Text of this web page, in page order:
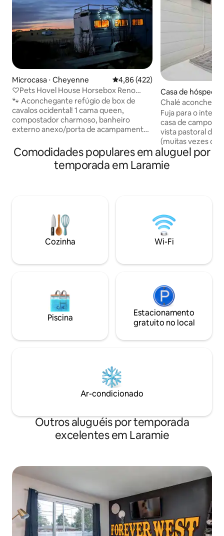
Microcasa ⋅ Cheyenne 4,86 de uma avaliação média de
4,86 (422)
♡Pets Hovel House Horsebox Reno
-20% na 2ª e 3ª noite
🐾 Aconchegante refúgio de box de
cavalos ocidental! 1 cama queen,
compostador charmoso, banheiro
externo anexo/porta de acampamento,
ar livre 🚿! ✨ Raro! 2 animais de
estimação ficam de graça (mais com
aprovação, US$ 10 cada) 2 milhas da I-25,
com 🛁 banheiro, 🚻 lavabo e cozinha. Se
isso for um possível fator decisivo,
pergunte por mensagem. Jogos,
fogueiras, cavalos, galinhas e abelhas.
para explorar!
Casa de
Chalé
vista, a 5 min da
Fuja para o
casa de campo
vista pastoral de
(muitas vezes
apenas 5 min. da
você encontrará
e diversão. FE
natureza do Wyoming! A
proporciona a
casa", mesmo
casa! É a nossa
com você!
Comodidades populares em aluguel por
temporada em Laramie
Cozinha Wi-Fi
Piscina
Estacionamento
gratuito no local
Ar-condicionado
Outros aluguéis por temporada
excelentes em Laramie